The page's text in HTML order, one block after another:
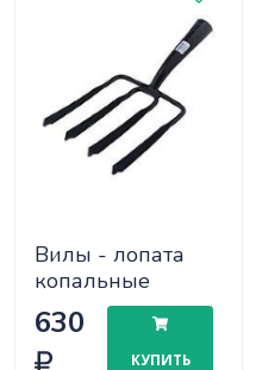
Вилы - лопата
копальные
630
КУПИТЬ